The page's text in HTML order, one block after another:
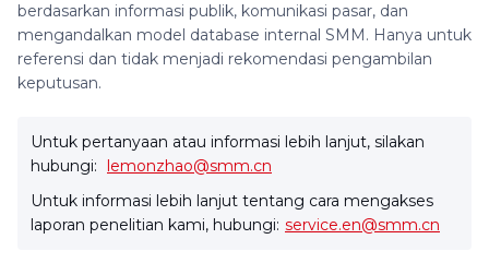
berdasarkan informasi publik, komunikasi pasar, dan
mengandalkan model database internal SMM. Hanya untuk
referensi dan tidak menjadi rekomendasi pengambilan
keputusan.
Untuk pertanyaan atau informasi lebih lanjut, silakan
hubungi: lemonzhao@smm.cn
Untuk informasi lebih lanjut tentang cara mengakses
laporan penelitian kami, hubungi: service.en@smm.cn